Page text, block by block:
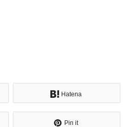
Hatena
Pin it